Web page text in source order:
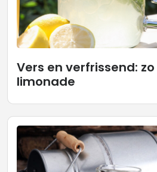
Vers en verfrissend:
limonade